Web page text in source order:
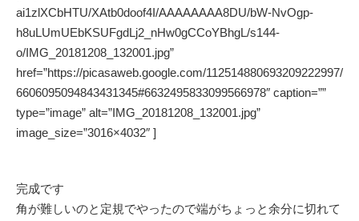
ai1zlXCbHTU/XAtb0doof4I/AAAAAAAA8DU/bW-NvOgp-
h8uLUmUEbKSUFgdLj2_nHw0gCCoYBhgL/s144-
o/IMG_20181208_132001.jpg”
href=”https://picasaweb.google.com/112514880693209222997/
6606095094843431345#6632495833099566978″ caption=””
type=”image” alt=”IMG_20181208_132001.jpg”
image_size=”3016×4032″ ]
完成です
角が難しいのと定規でやったので端がちょっと余分に切れて